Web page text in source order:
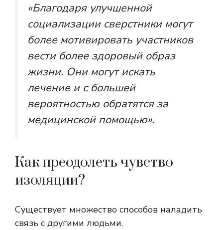
«Благодаря улучшенной
социализации сверстники могут
более мотивировать участников
вести более здоровый образ
жизни. Они могут искать
лечение и с большей
вероятностью обратятся за
медицинской помощью».
Как преодолеть чувство
изоляции?
Существует множество способов наладить
связь с другими людьми.